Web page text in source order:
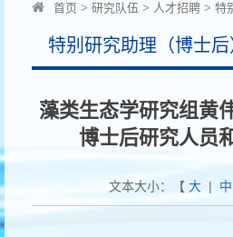
首页 > 研究队伍 > 人才招聘 > 特
特别研究助理（博士
藻类生态学研究组黄
博士后研究人员
文本大小：【 大| 中